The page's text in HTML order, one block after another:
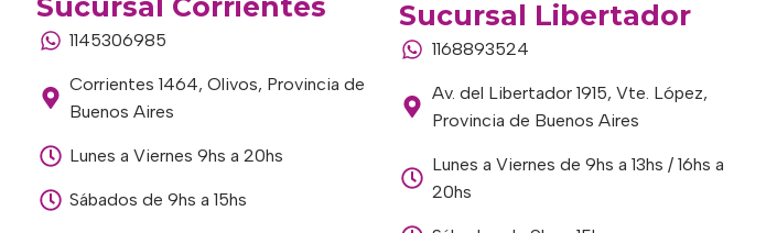
Sucursal Corrientes
1145306985
Corrientes 1464, Olivos, Provincia de
Buenos Aires
Lunes a Viernes 9hs a 20hs
Sábados de 9hs a 15hs
Sucursal Libertador
1168893524
Av. del Libertador 1915, Vte. López,
Provincia de Buenos Aires
Lunes a Viernes de 9hs a 13hs / 16hs a
20hs